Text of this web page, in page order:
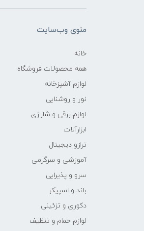
منوی وب‌سایت
خانه
همه محصولات فروشگاه
لوازم آشپزخانه
نور و روشنایی
لوازم برقی و شارژی
ابزارآلات
ترازو دیجیتال
آموزشی و سرگرمی
سرو و پذیرایی
باند و اسپیکر
دکوری و تزئینی
لوازم حمام و تنظیف